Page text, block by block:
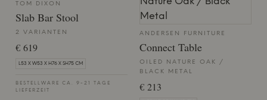
TOM DIXON
Slab Bar Stool
2 VARIANTEN
€ 619
L53 X W53 X H76 X SH75 CM
BESTELLWARE CA. 9-21 TAGE
LIEFERZEIT
ANDERSEN FURNITURE
Connect Table
OILED NATURE OAK /
BLACK METAL
€ 213